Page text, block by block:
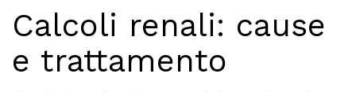
Calcoli renali: cause
e trattamento